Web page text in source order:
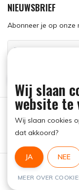
NIEUWSBRIEF
Abonneer je op onze
Wij slaan
website te
Wij slaan cookies
dat akkoord?
JA NEE
MEER OVER